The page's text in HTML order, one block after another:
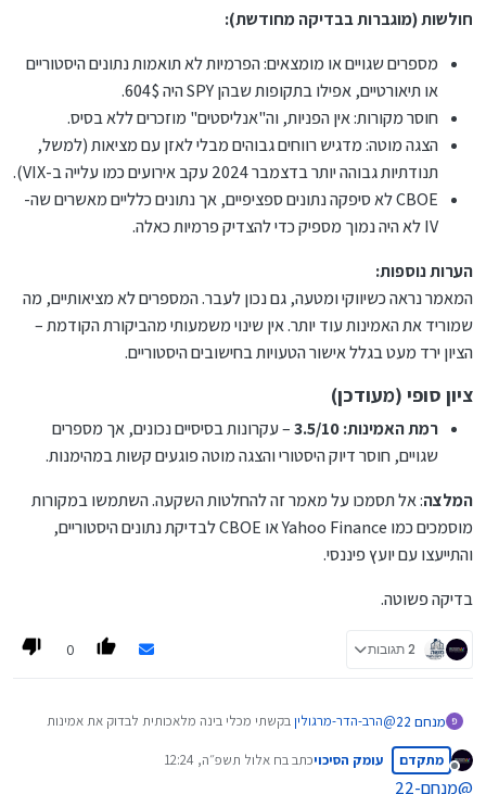
לגנוב ממך. רק אתה שולט על הכסף.
[ג] אפשר למשוך את הכסף מתי שרוצים, גם באמצע התקופה.
ולקבל את הרווחים שיש בחשבון, נכון לאותו יום.
[ד] אין שום שאלות הלכתיות. חלק. גלאט.
[ה] בהדרכה של מי שיודע מה עושים, אין צורך להשקיע הרבה
לסיכום, יש כאן כיוון מאד רציני להשקעה. אופציות.
חולשות (מוגברות בבדיקה מחודשת):
מספרים שגויים או מומצאים: הפרמיות לא תואמות נתונים היסטוריים
או תיאורטיים, אפילו בתקופות שבהן SPY היה 604$.
חוסר מקורות: אין הפניות, וה"אנליסטים" מוזכרים ללא בסיס.
הצגה מוטה: מדגיש רווחים גבוהים מבלי לאזן עם מציאות (למשל,
תנודתיות גבוהה יותר בדצמבר 2024 עקב אירועים כמו עלייה ב-VIX).
CBOE לא סיפקה נתונים ספציפיים, אך נתונים כלליים מאשרים שה-
IV לא היה נמוך מספיק כדי להצדיק פרמיות כאלה.
הערות נוספות:
המאמר נראה כשיווקי ומטעה, גם נכון לעבר. המספרים לא מציאותיים, מה
שמוריד את האמינות עוד יותר. אין שינוי משמעותי מהביקורת הקודמת –
הציון ירד מעט בגלל אישור הטעויות בחישובים היסטוריים.
ציון סופי (מעודכן)
רמת האמינות: 3.5/10
– עקרונות בסיסיים נכונים, אך מספרים
שגויים, חוסר דיוק היסטורי והצגה מוטה פוגעים קשות במהימנות.
המלצה: אל תסמכו על מאמר זה להחלטות השקעה. השתמשו במקורות
מוסמכים כמו Yahoo Finance או CBOE לבדיקת נתונים היסטוריים,
והתייעצו עם יועץ פיננסי.
בדיקה פשוטה.
2 תגובות 0
מנחם 22 @הרב-הדר-מרגוליןבקשתי מכלי בינה מלאכותית לבדוק את אמינות
המאמר שלך ואת הרמה שלו וזו תגובתו המבוססת על נתוני אמת:
בדיקת רמת האמינות של המאמר נכון למחירי העבר
מנותק
מתקדם עומק הסיכויכתב בח אלול תשפ״ה, 12:24
נערך לאחרונה על ידי
@מנחם-22